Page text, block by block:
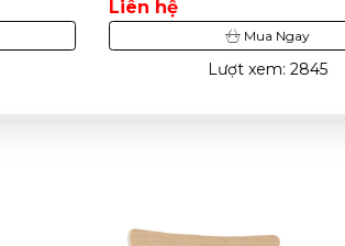
Liên hệ
Mua Ngay
Lượt xem: 3160